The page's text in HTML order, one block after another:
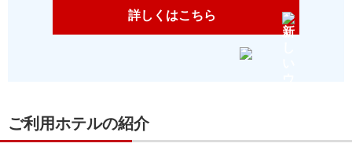
詳しくはこちら
ご利用ホテルの紹介